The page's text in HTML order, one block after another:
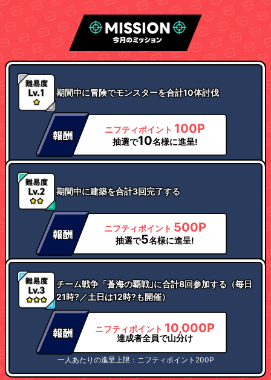
の海賊カードを育てよう！ ◆◇海賊島を育てよう！
◇◆ 手に入れた無人島を開拓し、自分だけの海賊島をつ
くろう！ 島を発展させて住民を増やし、より豪華で楽し
い島に！
期間中に冒険でモンスターを合計10体討伐
ニフティポイント 100P
抽選で10名様に進呈!
期間中に建築を合計3回完了する
ニフティポイント 500P
抽選で5名様に進呈!
チーム戦争「蒼海の覇戦｣に合計8回参加する（毎日
21時?／土日は12時?も開催）
ニフティポイント 10,000P
達成者全員で山分け
一人あたりの進呈上限：ニフティポイント200P